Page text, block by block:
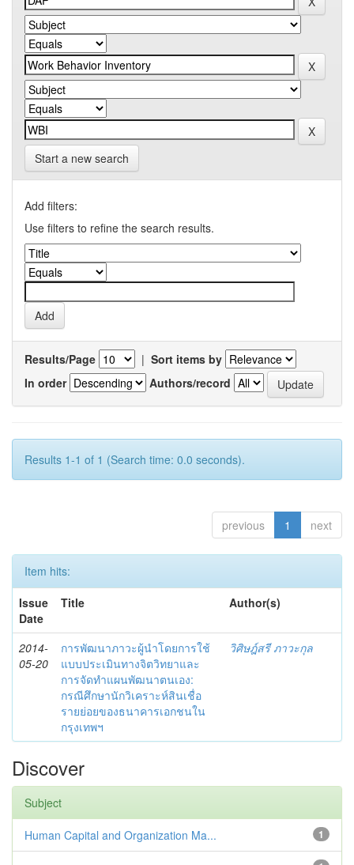
Start a new search
Add filters:
Use filters to refine the search results.
Results/Page | Sort items by
In order
Authors/record
Results 1-1 of 1 (Search time: 0.0 seconds).
previous 1 next
Item hits:
Issue
Date
Title Author(s)
2014-
05-20
การพัฒนาภาวะผู้นำโดยการใช้
แบบประเมินทางจิตวิทยาและ
การจัดทำแผนพัฒนาตนเอง:
กรณีศึกษานักวิเคราะห์สินเชื่อ
รายย่อยของธนาคารเอกชนใน
กรุงเทพฯ
วิศิษฎ์สรี ภาวะกุล
Discover
Subject
1
Human Capital and Organization Ma...